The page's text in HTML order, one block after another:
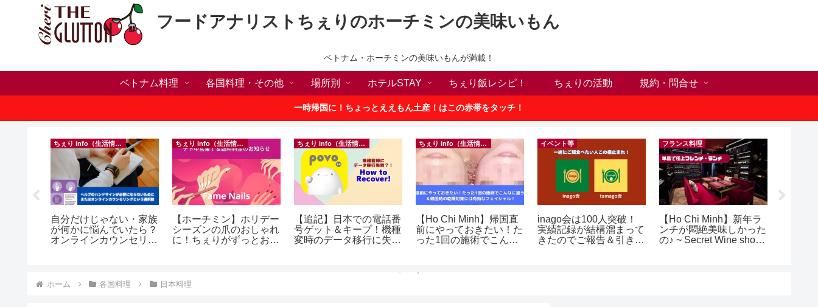
フードアナリストちぇりのホーチミンの美味いもん
ベトナム・ホーチミンの美味いもんが満載！
ベトナム料理 各国料理・その他 場所別 ホテルSTAY ちぇり飯レシピ！ ちぇりの活動 規約・問合せ
一時帰国に！ちょっとええもん土産！はこの赤帯をタッチ！
ちぇり info（生活情報）
自分だけじゃない・家族
が何かに悩んでいたら？
オンラインカウンセリン
ちぇり info（生活情報）
【ホーチミン】ホリデー
シーズンの爪のおしゃれ
に！ちぇりがずっとお世
ト中営業予定追記） ~
ちぇり info（生活情報）
【追記】日本での電話番
号ゲット＆キープ！機種
変時のデータ移行に失敗
ちぇり info（生活情報）
【Ho Chi Minh】帰国直
前にやっておきたい！た
った1回の施術でこんな
イシャル！ ~ Rosereve
イベント等
inago会は100人突破！
実績記録が結構溜まって
きたのでご報告＆引き続
フランス料理
【Ho Chi Minh】新年ラ
ンチが悶絶美味しかった
の♪ ~ Secret Wine shop
ホーム 各国料理 日本料理